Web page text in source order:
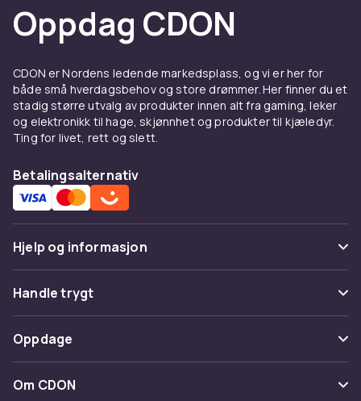
konkurransedyktige priser med rask levering
og enkel returrett.
Oppdag CDON
CDON er Nordens ledende markedsplass, og vi er her for
både små hverdagsbehov og store drømmer. Her finner du et
stadig større utvalg av produkter innen alt fra gaming, leker
og elektronikk til hage, skjønnhet og produkter til kjæledyr.
Ting for livet, rett og slett.
Betalingsalternativ
Hjelp og informasjon
Vanlige spørsmål
Spor pakke
Angre & returner her
Kontakt oss
Handle trygt
Betaling
Levering
Oppdage
Kategorier
Om CDON